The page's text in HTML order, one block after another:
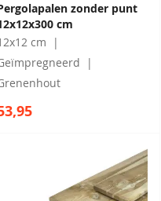
zonder punt
cm
cm